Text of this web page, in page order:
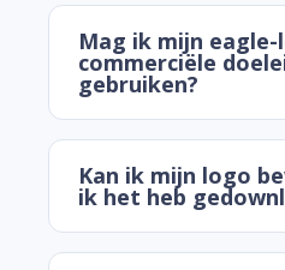
Mag ik mijn
commerciële
gebruiken?
Kan ik mijn logo
ik het heb